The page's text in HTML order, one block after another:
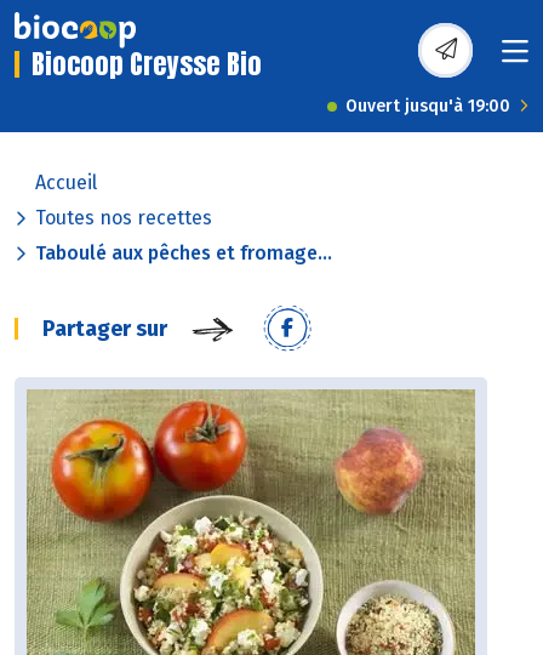
Biocoop Creysse Bio
Ouvert jusqu'à 19:00
Accueil
Toutes nos recettes
Taboulé aux pêches et fromage...
Partager sur